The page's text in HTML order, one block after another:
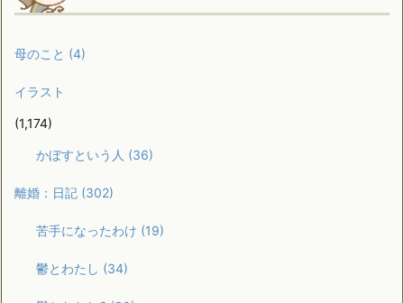
母のこと (4)
イラスト
(1,174)
かぼすという人 (36)
離婚：日記 (302)
苦手になったわけ (19)
鬱とわたし (34)